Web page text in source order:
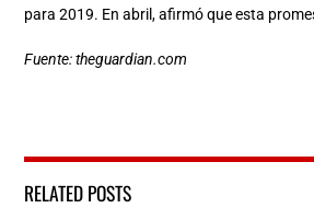
para 2019. En abril, afirmó que esta
Fuente: theguardian.com
RELATED POSTS